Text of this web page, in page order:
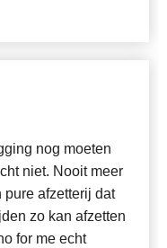
nog moeten
niet. Nooit meer
pure afzetterij dat
zo kan afzetten
for me echt